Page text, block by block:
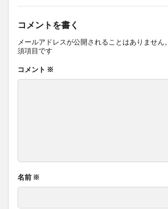
コメントを書く
メールアドレスが公開されることはありません。
須項目です
コメント ※
名前 ※